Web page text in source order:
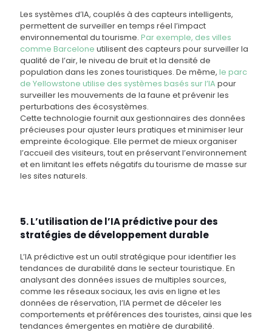
Les systèmes d’IA, couplés à des capteurs intelligents,
permettent de surveiller en temps réel l’impact
environnemental du tourisme. Par exemple, des villes
comme Barcelone utilisent des capteurs pour surveiller la
qualité de l’air, le niveau de bruit et la densité de
population dans les zones touristiques. De même, le parc
de Yellowstone utilise des systèmes basés sur l’IA pour
surveiller les mouvements de la faune et prévenir les
perturbations des écosystèmes.
Cette technologie fournit aux gestionnaires des données
précieuses pour ajuster leurs pratiques et minimiser leur
empreinte écologique. Elle permet de mieux organiser
l’accueil des visiteurs, tout en préservant l’environnement
et en limitant les effets négatifs du tourisme de masse sur
les sites naturels.
5. L’utilisation de l’IA prédictive pour des
stratégies de développement durable
L’IA prédictive est un outil stratégique pour identifier les
tendances de durabilité dans le secteur touristique. En
analysant des données issues de multiples sources,
comme les réseaux sociaux, les avis en ligne et les
données de réservation, l’IA permet de déceler les
comportements et préférences des touristes, ainsi que les
tendances émergentes en matière de durabilité.